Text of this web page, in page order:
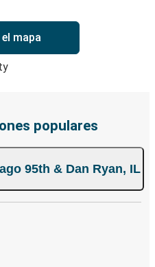
mapa
populares
95th & Dan Ryan, IL